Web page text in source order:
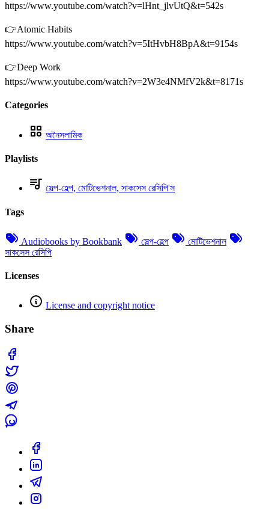
https://www.youtube.com/watch?v=lHnt_jlvUtQ&t=542s
👉Atomic Habits
https://www.youtube.com/watch?v=5ItHvbH8BpA&t=9154s
👉Deep Work
https://www.youtube.com/watch?v=2W3e4NMfV2k&t=8171s
Categories
অনৈসলামিক
Playlists
সেল্প-হেল্প, মোটিভেশনাল, সাকসেস রেসিপি'স
Tags
Audiobooks by Bookbank সেল্প-হেল্প
মোটিভেশনাল
সাকসেস রেসিপি
Licenses
License and copyright notice
Share